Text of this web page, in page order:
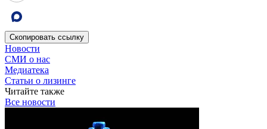
Скопировать ссылку
Новости
СМИ о нас
Медиатека
Статьи о лизинге
Читайте также
Все новости